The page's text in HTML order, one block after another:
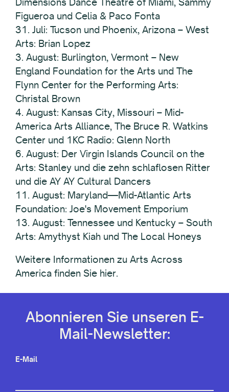
Figueroa und Celia & Paco Fonta
31. Juli: Tucson und Phoenix, Arizona – West
Arts: Brian Lopez
3. August: Burlington, Vermont – New
England Foundation for the Arts und The
Flynn Center for the Performing Arts:
Christal Brown
4. August: Kansas City, Missouri – Mid-
America Arts Alliance, The Bruce R. Watkins
Center und 1KC Radio: Glenn North
6. August: Der Virgin Islands Council on the
Arts: Stanley und die zehn schlaflosen Ritter
und die AY AY Cultural Dancers
11. August: Maryland—Mid-Atlantic Arts
Foundation: Joe's Movement Emporium
13. August: Tennessee und Kentucky – South
Arts: Amythyst Kiah und The Local Honeys
Weitere Informationen zu Arts Across
America finden Sie hier.
Abonnieren Sie unseren E-
Mail-Newsletter:
E-Mail